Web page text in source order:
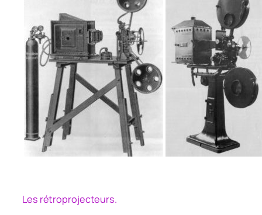
Les rétroprojecteurs.